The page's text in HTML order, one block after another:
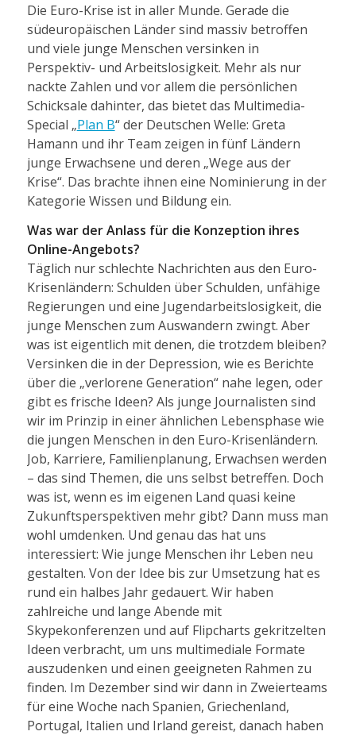
Die Euro-Krise ist in aller Munde. Gerade die
südeuropäischen Länder sind massiv betroffen
und viele junge Menschen versinken in
Perspektiv- und Arbeitslosigkeit. Mehr als nur
nackte Zahlen und vor allem die persönlichen
Schicksale dahinter, das bietet das Multimedia-
Special „Plan B“ der Deutschen Welle: Greta
Hamann und ihr Team zeigen in fünf Ländern
junge Erwachsene und deren „Wege aus der
Krise“. Das brachte ihnen eine Nominierung in der
Kategorie Wissen und Bildung ein.
Was war der Anlass für die Konzeption ihres
Online-Angebots?
Täglich nur schlechte Nachrichten aus den Euro-
Krisenländern: Schulden über Schulden, unfähige
Regierungen und eine Jugendarbeitslosigkeit, die
junge Menschen zum Auswandern zwingt. Aber
was ist eigentlich mit denen, die trotzdem bleiben?
Versinken die in der Depression, wie es Berichte
über die „verlorene Generation“ nahe legen, oder
gibt es frische Ideen? Als junge Journalisten sind
wir im Prinzip in einer ähnlichen Lebensphase wie
die jungen Menschen in den Euro-Krisenländern.
Job, Karriere, Familienplanung, Erwachsen werden
– das sind Themen, die uns selbst betreffen. Doch
was ist, wenn es im eigenen Land quasi keine
Zukunftsperspektiven mehr gibt? Dann muss man
wohl umdenken. Und genau das hat uns
interessiert: Wie junge Menschen ihr Leben neu
gestalten. Von der Idee bis zur Umsetzung hat es
rund ein halbes Jahr gedauert. Wir haben
zahlreiche und lange Abende mit
Skypekonferenzen und auf Flipcharts gekritzelten
Ideen verbracht, um uns multimediale Formate
auszudenken und einen geeigneten Rahmen zu
finden. Im Dezember sind wir dann in Zweierteams
für eine Woche nach Spanien, Griechenland,
Portugal, Italien und Irland gereist, danach haben